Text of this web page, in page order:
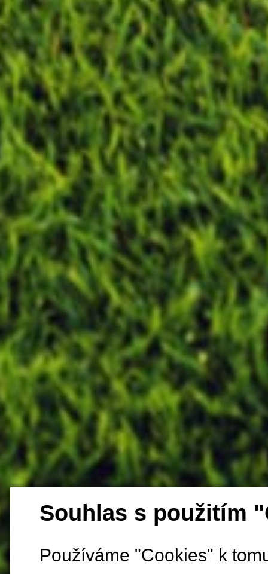
Souhlas s použitím
Používáme "Cookies" k